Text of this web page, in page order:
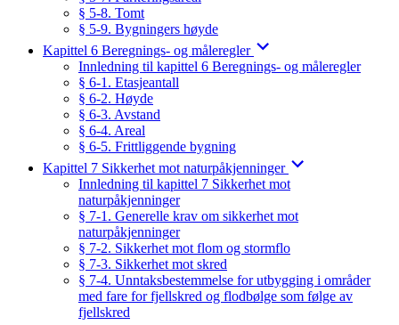
§ 5-8. Tomt
§ 5-9. Bygningers høyde
Kapittel 6 Beregnings- og måleregler
Innledning til kapittel 6 Beregnings- og måleregler
§ 6-1. Etasjeantall
§ 6-2. Høyde
§ 6-3. Avstand
§ 6-4. Areal
§ 6-5. Frittliggende bygning
Kapittel 7 Sikkerhet mot naturpåkjenninger
Innledning til kapittel 7 Sikkerhet mot
naturpåkjenninger
§ 7-1. Generelle krav om sikkerhet mot
naturpåkjenninger
§ 7-2. Sikkerhet mot flom og stormflo
§ 7-3. Sikkerhet mot skred
§ 7-4. Unntaksbestemmelse for utbygging i områder
med fare for fjellskred og flodbølge som følge av
fjellskred